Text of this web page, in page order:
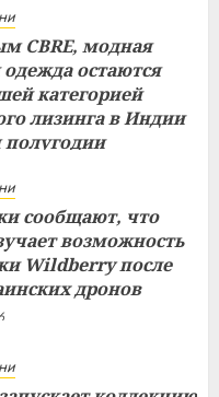
CBRE, модная
остаются
категорией
лизинга в Индии
сообщают, что
возможность
Wildberry после
дронов